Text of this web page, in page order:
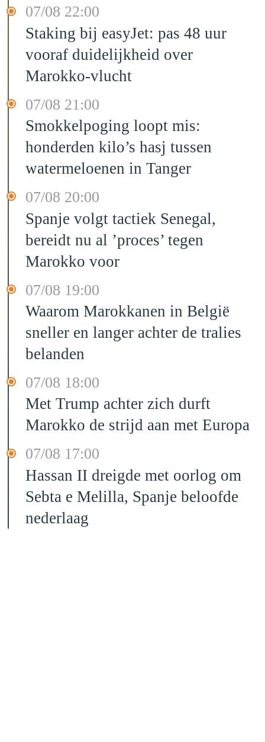
07/08 22:00
Staking bij easyJet: pas 48 uur
vooraf duidelijkheid over
Marokko-vlucht
07/08 21:00
Smokkelpoging loopt mis:
honderden kilo’s hasj tussen
watermeloenen in Tanger
07/08 20:00
Spanje volgt tactiek Senegal,
bereidt nu al ’proces’ tegen
Marokko voor
07/08 19:00
Waarom Marokkanen in België
sneller en langer achter de tralies
belanden
07/08 18:00
Met Trump achter zich durft
Marokko de strijd aan met Europa
07/08 17:00
Hassan II dreigde met oorlog om
Sebta e Melilla, Spanje beloofde
nederlaag